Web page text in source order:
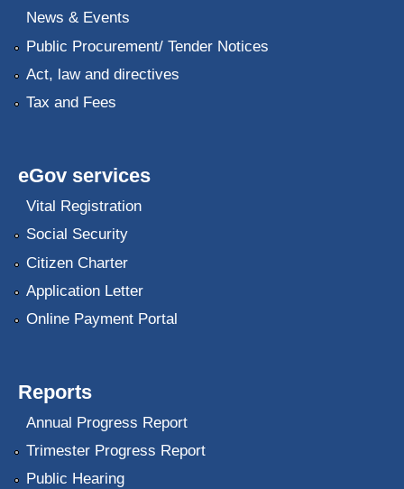
News & Events
Public Procurement/ Tender Notices
Act, law and directives
Tax and Fees
eGov services
Vital Registration
Social Security
Citizen Charter
Application Letter
Online Payment Portal
Reports
Annual Progress Report
Trimester Progress Report
Public Hearing